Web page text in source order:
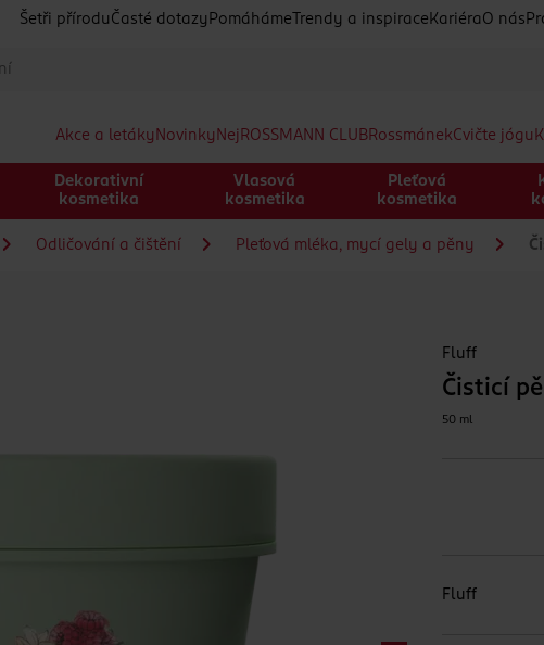
Šetři přírodu Časté dotazy Pomáháme Trendy a inspirace Kariéra O nás
Akce a letáky Novinky Nej ROSSMANN CLUBRossmánekCvičte jógu
Dekorativní
kosmetika
Vlasová
kosmetika
Pleťová
kosmetika
Odličování a čištění Pleťová mléka, mycí gely a pěny
Fluff
Čisticí
50 ml
Fluff